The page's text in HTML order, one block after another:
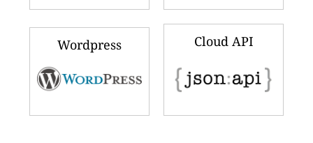
Wordpress Cloud API